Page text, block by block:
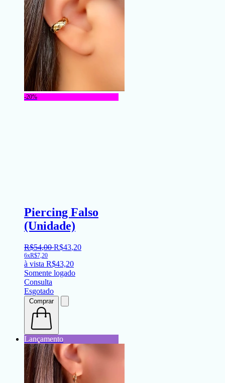
-20%
Piercing Falso
(Unidade)
R$54,00 R$43,20
6xR$7,20
à vista R$43,20
Somente logado
Consulta
Esgotado
Comprar